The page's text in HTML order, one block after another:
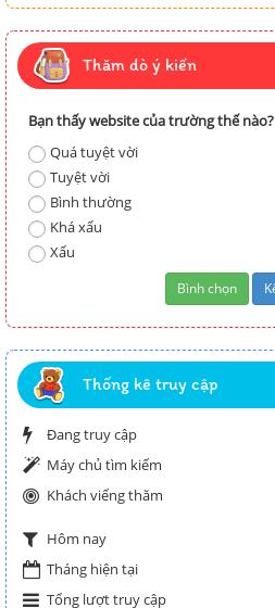
Thăm dò ý kiến
Bạn thấy website của trường thế nào?
Quá tuyệt vời
Tuyệt vời
Bình thường
Khá xấu
Xấu
Thống kê truy cập
Đang truy cập
Máy chủ tìm kiếm
Khách viếng thăm
Hôm nay
Tháng hiện tại
Tổng lượt truy cập